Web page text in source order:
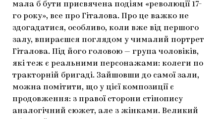
мала б бути присвячена подіям «революції 17-
го року», все про Гіталова. Про це важко не
здогадатися, особливо, коли вже від першого
залу, впираєшся поглядом у чималий портрет
Гіталова. Під його головою — група чоловіків,
які теж є реальними персонажами: колеги по
тракторній бригаді. Зайшовши до самої зали,
можна помітити, що у цієї композиції є
продовження: з правої сторони стінопису
аналогічний сюжет, але з жінками. Великий